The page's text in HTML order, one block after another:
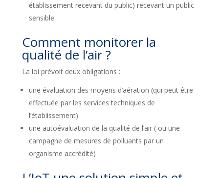
établissement recevant du public) recevant un public
sensible
Comment monitorer la
qualité de l’air ?
La loi prévoit deux obligations :
une évaluation des moyens d’aération (qui peut être
effectuée par les services techniques de
l’établissement)
une autoévaluation de la qualité de l’air ( ou une
campagne de mesures de polluants par un
organisme accrédité)